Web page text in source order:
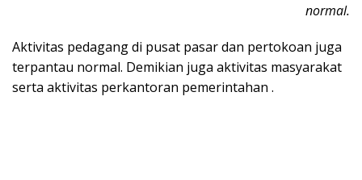
normal.
Aktivitas pedagang di pusat pasar dan pertokoan juga
terpantau normal. Demikian juga aktivitas masyarakat
serta aktivitas perkantoran pemerintahan .